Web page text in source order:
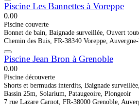
Piscine Les Bannettes à Voreppe
0.00
Piscine couverte
Bonnet de bain, Baignade surveillée, Ouvert
Chemin des Buis, FR-38340 Voreppe,
Piscine Jean Bron à Grenoble
0.00
Piscine découverte
Shorts et bermudas interdits, Baignade
Bassin 25m, Solarium, Pataugeoire, Plongeoir
7 rue Lazare Carnot, FR-38000 Grenoble,